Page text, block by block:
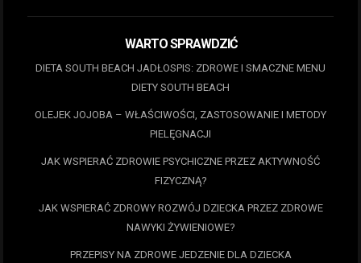
WARTO SPRAWDZIĆ
DIETA SOUTH BEACH JADŁOSPIS: ZDROWE I SMACZNE MENU
DIETY SOUTH BEACH
OLEJEK JOJOBA – WŁAŚCIWOŚCI, ZASTOSOWANIE I METODY
PIELĘGNACJI
JAK WSPIERAĆ ZDROWIE PSYCHICZNE PRZEZ AKTYWNOŚĆ
FIZYCZNĄ?
JAK WSPIERAĆ ZDROWY ROZWÓJ DZIECKA PRZEZ ZDROWE
NAWYKI ŻYWIENIOWE?
PRZEPISY NA ZDROWE JEDZENIE DLA DZIECKA